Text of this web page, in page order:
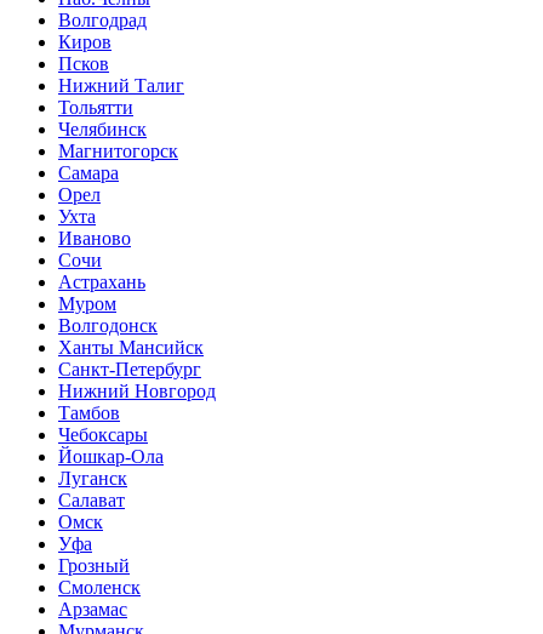
Волгодрад
Киров
Псков
Нижний Талиг
Тольятти
Челябинск
Магнитогорск
Самара
Орел
Ухта
Иваново
Сочи
Астрахань
Муром
Волгодонск
Ханты Мансийск
Санкт-Петербург
Нижний Новгород
Тамбов
Чебоксары
Йошкар-Ола
Луганск
Салават
Омск
Уфа
Грозный
Смоленск
Арзамас